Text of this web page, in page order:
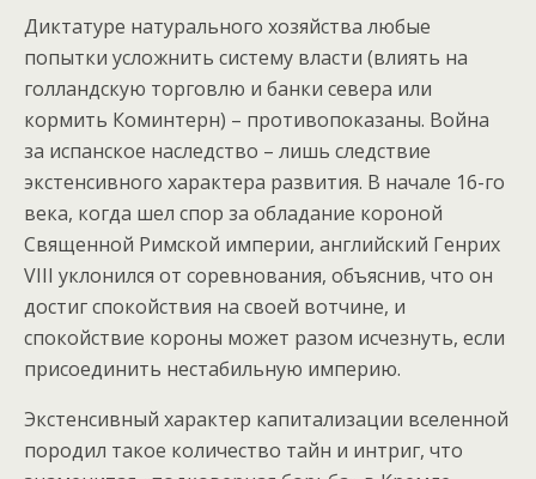
Диктатуре натурального хозяйства любые
попытки усложнить систему власти (влиять на
голландскую торговлю и банки севера или
кормить Коминтерн) – противопоказаны. Война
за испанское наследство – лишь следствие
экстенсивного характера развития. В начале 16-го
века, когда шел спор за обладание короной
Священной Римской империи, английский Генрих
VIII уклонился от соревнования, объяснив, что он
достиг спокойствия на своей вотчине, и
спокойствие короны может разом исчезнуть, если
присоединить нестабильную империю.
Экстенсивный характер капитализации вселенной
породил такое количество тайн и интриг, что